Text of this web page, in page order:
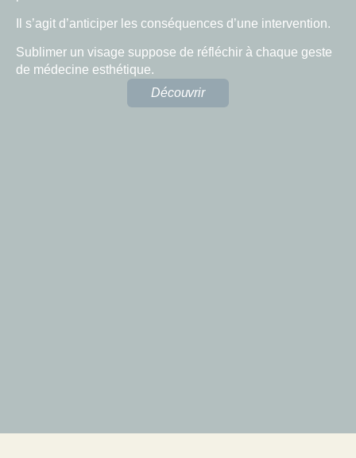
Il s’agit d’anticiper les conséquences d’une intervention.
Sublimer un visage suppose de réfléchir à chaque geste
de médecine esthétique.
Découvrir